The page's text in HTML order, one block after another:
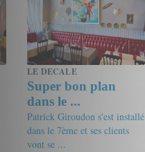
LE DECALE
Super bon plan
dans le ...
Patrick Giroudon s'est installé
dans le 7ème et ses clients
vont se ...